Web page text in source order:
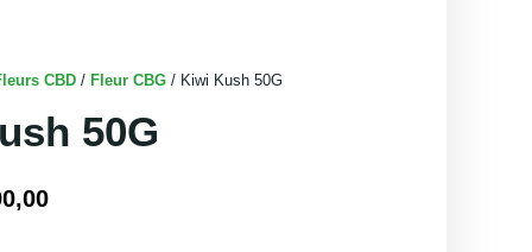
CBD / Fleur CBG / Kiwi Kush 50G
50G